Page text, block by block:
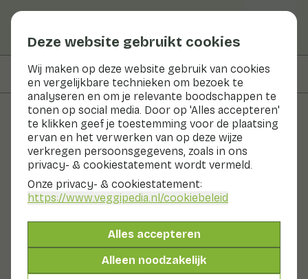
Deze website gebruikt cookies
Wij maken op deze website gebruik van cookies
en vergelijkbare technieken om bezoek te
analyseren en om je relevante boodschappen te
tonen op social media. Door op 'Alles accepteren'
te klikken geef je toestemming voor de plaatsing
ervan en het verwerken van op deze wijze
verkregen persoonsgegevens, zoals in ons
privacy- & cookiestatement wordt vermeld.
Onze privacy- & cookiestatement:
https://www.veggipedia.nl/cookiebeleid
Alles accepteren
Alleen noodzakelijk
Op deze pagina Bereidingswijze
Recepten
Wrap van ijsbergsla met
kidneybonen
290gr groenten p.p.